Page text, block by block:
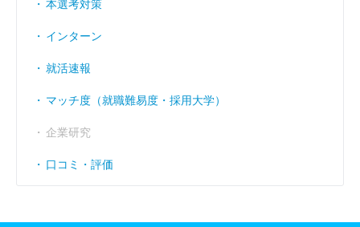
インターン
就活速報
マッチ度（就職難易度・採用大学）
企業研究
口コミ・評価